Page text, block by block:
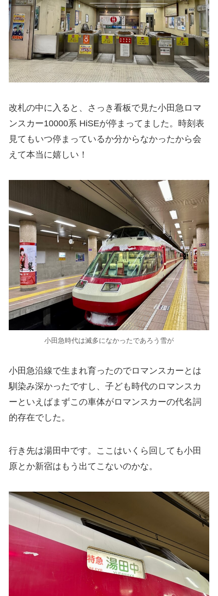
改札の中に入ると、さっき看板で見た小田急ロマ
ンスカー10000系 HiSEが停まってました。時刻表
見てもいつ停まっているか分からなかったから会
えて本当に嬉しい！
小田急時代は滅多になかったであろう雪が
小田急沿線で生まれ育ったのでロマンスカーとは
馴染み深かったですし、子ども時代のロマンスカ
ーといえばまずこの車体がロマンスカーの代名詞
的存在でした。
行き先は湯田中です。ここはいくら回しても小田
原とか新宿はもう出てこないのかな。